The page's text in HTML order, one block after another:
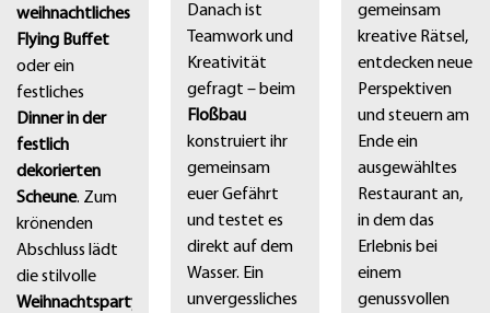
weihnachtliches
Flying Buffet
oder ein
festliches
Dinner in der
festlich
dekorierten
Scheune. Zum
krönenden
Abschluss lädt
die stilvolle
Weihnachtsparty
Danach ist
Teamwork und
Kreativität
gefragt – beim
Floßbau
konstruiert ihr
gemeinsam
euer Gefährt
und testet es
direkt auf dem
Wasser. Ein
unvergessliches
gemeinsam
kreative Rätsel,
entdecken neue
Perspektiven
und steuern am
Ende ein
ausgewähltes
Restaurant an,
in dem das
Erlebnis bei
einem
genussvollen